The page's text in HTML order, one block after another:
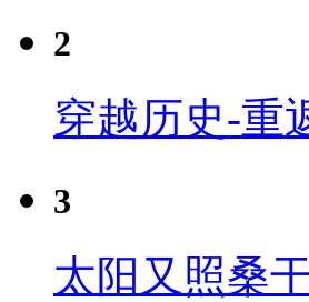
2
穿越历史-重
3
太阳又照桑